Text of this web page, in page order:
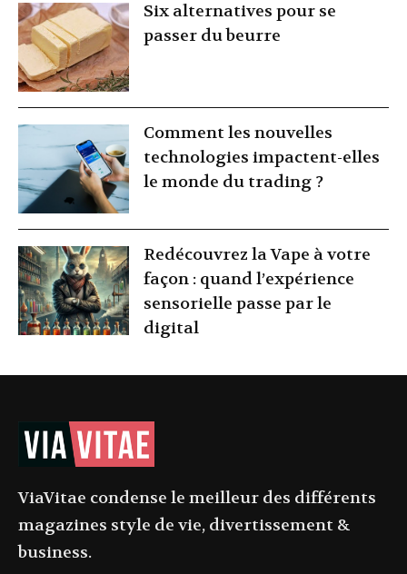
Six alternatives pour se
passer du beurre
Comment les nouvelles
technologies impactent-elles
le monde du trading ?
Redécouvrez la Vape à votre
façon : quand l’expérience
sensorielle passe par le
digital
ViaVitae condense le meilleur des différents
magazines style de vie, divertissement &
business.